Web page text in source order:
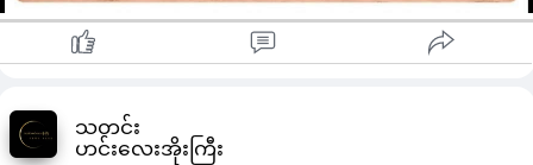
သတင်း
ဟင်းလေးအိုးကြီး